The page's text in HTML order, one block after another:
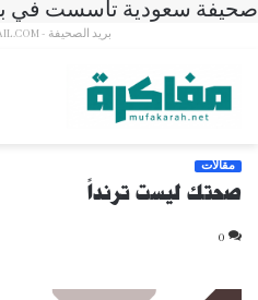
صحيفة سعودية تأسست في
بريد الصحيفة - MUF2014S@GMAIL.COM
مقالات
صحتك ليست ترنداً
0